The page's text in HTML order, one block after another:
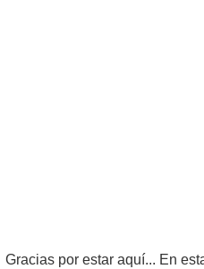
Gracias por estar aquí... En